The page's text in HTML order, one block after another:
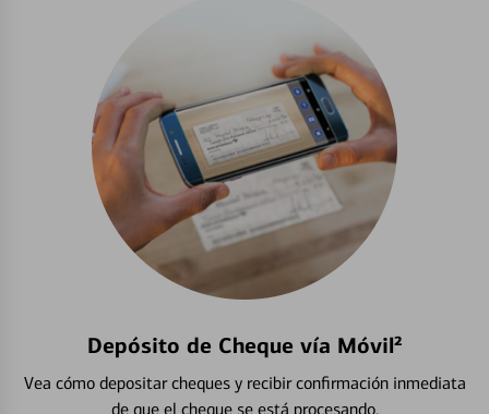
Depósito de Cheque vía Móvil²
Vea cómo depositar cheques y recibir confirmación inmediata
de que el cheque se está procesando.